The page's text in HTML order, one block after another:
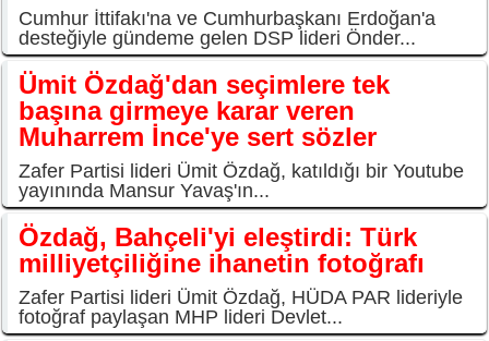
Cumhur İttifakı'na ve Cumhurbaşkanı Erdoğan'a
desteğiyle gündeme gelen DSP lideri Önder...
Ümit Özdağ'dan seçimlere tek
başına girmeye karar veren
Muharrem İnce'ye sert sözler
Zafer Partisi lideri Ümit Özdağ, katıldığı bir Youtube
yayınında Mansur Yavaş'ın...
Özdağ, Bahçeli'yi eleştirdi: Türk
milliyetçiliğine ihanetin fotoğrafı
Zafer Partisi lideri Ümit Özdağ, HÜDA PAR lideriyle
fotoğraf paylaşan MHP lideri Devlet...